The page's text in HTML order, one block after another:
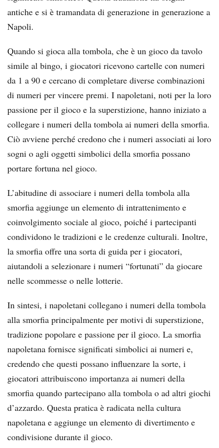
antiche e si è tramandata di generazione in generazione a
Napoli.
Quando si gioca alla tombola, che è un gioco da tavolo
simile al bingo, i giocatori ricevono cartelle con numeri
da 1 a 90 e cercano di completare diverse combinazioni
di numeri per vincere premi. I napoletani, noti per la loro
passione per il gioco e la superstizione, hanno iniziato a
collegare i numeri della tombola ai numeri della smorfia.
Ciò avviene perché credono che i numeri associati ai loro
sogni o agli oggetti simbolici della smorfia possano
portare fortuna nel gioco.
L’abitudine di associare i numeri della tombola alla
smorfia aggiunge un elemento di intrattenimento e
coinvolgimento sociale al gioco, poiché i partecipanti
condividono le tradizioni e le credenze culturali. Inoltre,
la smorfia offre una sorta di guida per i giocatori,
aiutandoli a selezionare i numeri “fortunati” da giocare
nelle scommesse o nelle lotterie.
In sintesi, i napoletani collegano i numeri della tombola
alla smorfia principalmente per motivi di superstizione,
tradizione popolare e passione per il gioco. La smorfia
napoletana fornisce significati simbolici ai numeri e,
credendo che questi possano influenzare la sorte, i
giocatori attribuiscono importanza ai numeri della
smorfia quando partecipano alla tombola o ad altri giochi
d’azzardo. Questa pratica è radicata nella cultura
napoletana e aggiunge un elemento di divertimento e
condivisione durante il gioco.